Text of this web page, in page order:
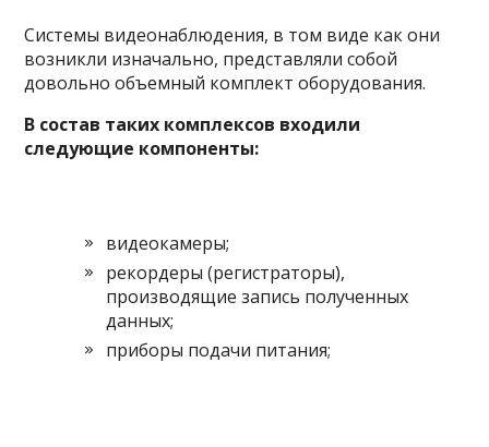
Системы видеонаблюдения, в том виде как они
возникли изначально, представляли собой
довольно объемный комплект оборудования.
В состав таких комплексов входили
следующие компоненты:
видеокамеры;
рекордеры (регистраторы),
производящие запись полученных
данных;
приборы подачи питания;